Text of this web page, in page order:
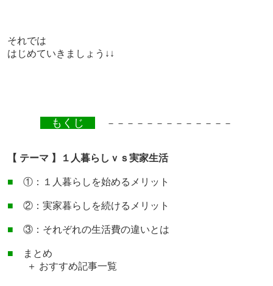
それでは
はじめていきましょう↓↓
もくじ －－－－－－－－－－－－－
【 テーマ 】１人暮らしｖｓ実家生活
■ ①：１人暮らしを始めるメリット
■ ②：実家暮らしを続けるメリット
■ ③：それぞれの生活費の違いとは
■ まとめ
＋ おすすめ記事一覧